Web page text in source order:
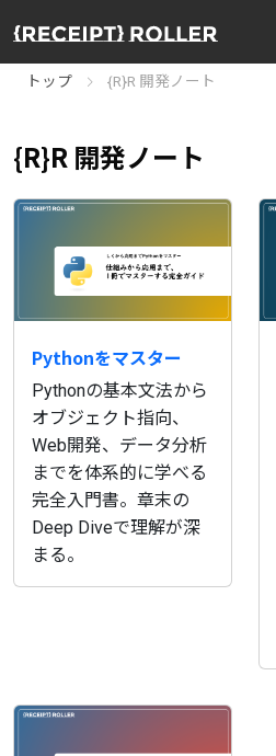
トップ {R}R 開発ノート
{R}R 開発ノート
Pythonをマスター
Pythonの基本文法から
オブジェクト指向、
Web開発、データ分析
までを体系的に学べる
完全入門書。章末の
Deep Diveで理解が深
まる。